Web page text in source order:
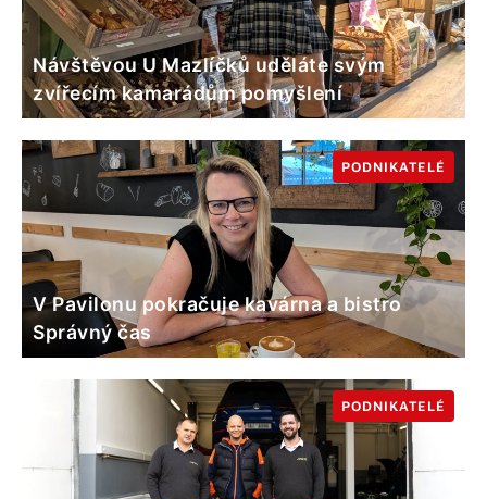
Návštěvou U Mazlíčků uděláte svým
zvířecím kamarádům pomyšlení
V Pavilonu pokračuje kavárna a bistro
Správný čas
PODNIKATELÉ
PODNIKATELÉ